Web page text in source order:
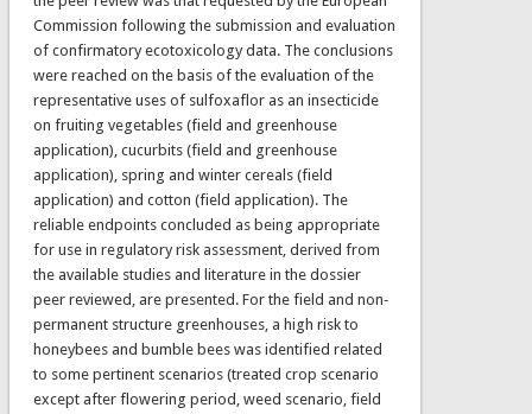
Commission following the submission and evaluation
of confirmatory ecotoxicology data. The conclusions
were reached on the basis of the evaluation of the
representative uses of sulfoxaflor as an insecticide
on fruiting vegetables (field and greenhouse
application), cucurbits (field and greenhouse
application), spring and winter cereals (field
application) and cotton (field application). The
reliable endpoints concluded as being appropriate
for use in regulatory risk assessment, derived from
the available studies and literature in the dossier
peer reviewed, are presented. For the field and non‐
permanent structure greenhouses, a high risk to
honeybees and bumble bees was identified related
to some pertinent scenarios (treated crop scenario
except after flowering period, weed scenario, field